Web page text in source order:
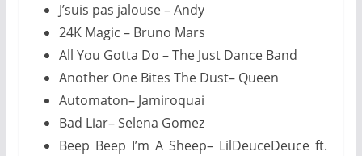
J’suis pas jalouse – Andy
24K Magic – Bruno Mars
All You Gotta Do – The Just Dance Band
Another One Bites The Dust– Queen
Automaton– Jamiroquai
Bad Liar– Selena Gomez
Beep Beep I’m A Sheep– LilDeuceDeuce ft.